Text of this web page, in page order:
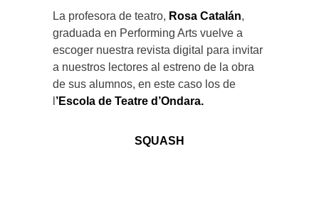
La profesora de teatro, Rosa Catalán,
graduada en Performing Arts vuelve a
escoger nuestra revista digital para invitar
a nuestros lectores al estreno de la obra
de sus alumnos, en este caso los de
’Escola de Teatre d’Ondara.
SQUASH